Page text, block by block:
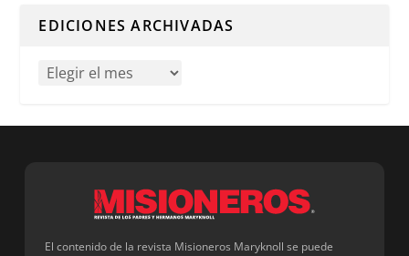
EDICIONES ARCHIVADAS
El contenido de la revista Misioneros Maryknoll se puede